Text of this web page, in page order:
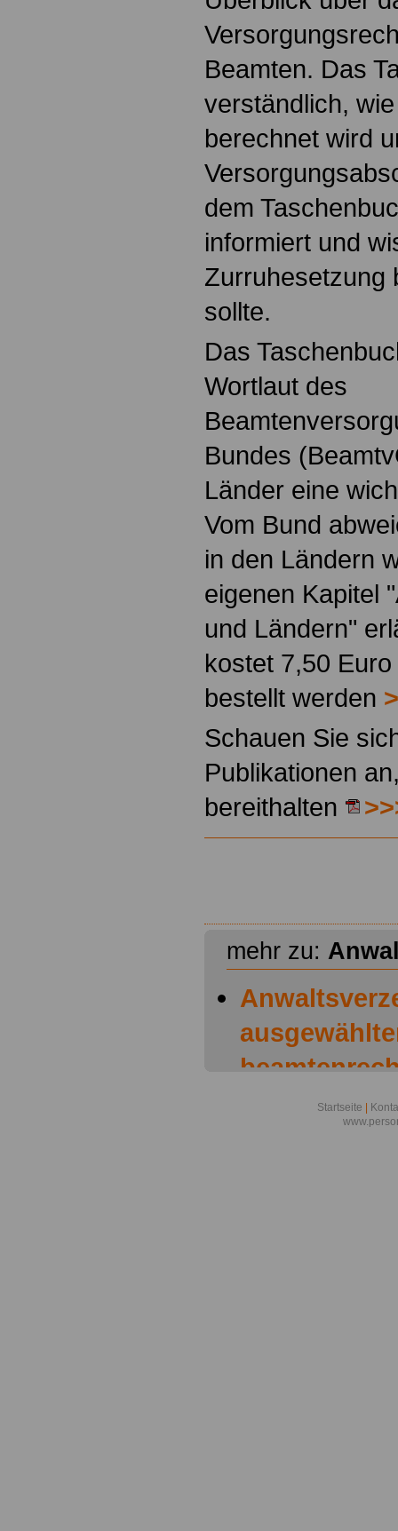
Beamten. Das
verständlich,
berechnet wird
dem
informiert und
Zurruhesetzung
sollte.
Das
Wortlaut des
Bundes
Länder eine
Vom Bund
in den Ländern
eigenen Kapitel
und Ländern"
kostet 7,50
bestellt werden
Schauen Sie
Publikationen
bereithalten
mehr zu:
Startseite